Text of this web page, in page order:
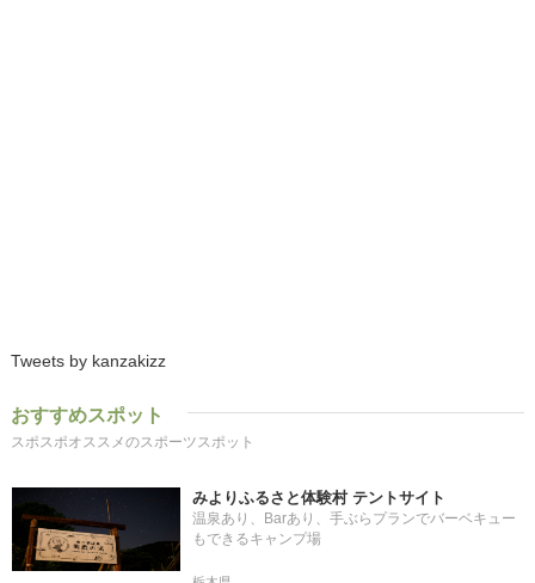
Tweets by kanzakizz
おすすめスポット
スポスポオススメのスポーツスポット
みよりふるさと体験村 テントサイト
温泉あり、Barあり、手ぶらプランでバーベキュー
もできるキャンプ場